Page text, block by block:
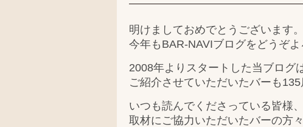
明けましておめでとうございます。
今年もBAR-NAVIブログをどうぞよ
2008年よりスタートした当ブログ
ご紹介させていただいたバーも135
いつも読んでくださっている皆様、
取材にご協力いただいたバーの方々